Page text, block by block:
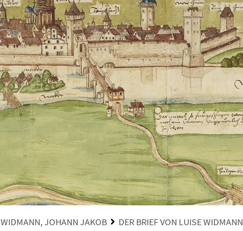
WIDMANN, JOHANN JAKOB DER BRIEF VON LUISE WIDMANN